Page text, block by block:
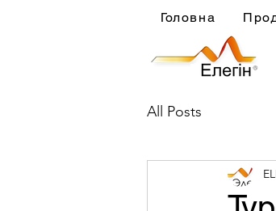
Головна
All Posts